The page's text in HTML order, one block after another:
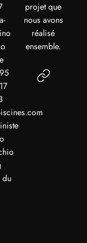
du
projet que
nous avons
réalisé
ensemble.